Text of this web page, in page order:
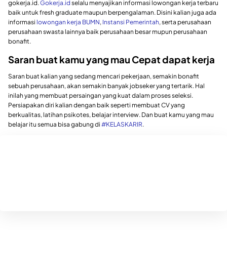
gokerja.id. Gokerja.id selalu menyajikan informasi lowongan kerja terbaru
baik untuk fresh graduate maupun berpengalaman. Disini kalian juga ada
informasi lowongan kerja BUMN, Instansi Pemerintah, serta perusahaan
perusahaan swasta lainnya baik perusahaan besar mupun perusahaan
bonafit.
Saran buat kamu yang mau Cepat dapat kerja
Saran buat kalian yang sedang mencari pekerjaan, semakin bonafit
sebuah perusahaan, akan semakin banyak jobseker yang tertarik. Hal
inilah yang membuat persaingan yang kuat dalam proses seleksi.
Persiapakan diri kalian dengan baik seperti membuat CV yang
berkualitas, latihan psikotes, belajar interview. Dan buat kamu yang mau
belajar itu semua bisa gabung di #KELASKARIR.